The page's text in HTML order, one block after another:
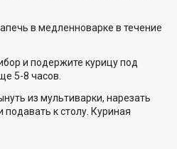
в медленноварке в течение
и подержите курицу под
5-8 часов.
из мультиварки, нарезать
к столу. Куриная